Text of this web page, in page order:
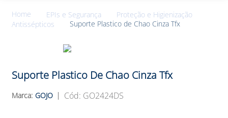
EPIs e Segurança
Proteção e Higienização
Antissépticos
Suporte Plastico de Chao Cinza Tfx
Suporte Plastico De Chao Cinza Tfx
GOJO : GO2424DS